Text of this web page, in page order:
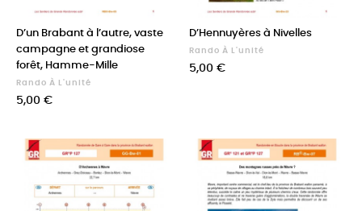
D’un Brabant à l’autre, vaste
campagne et grandiose
forêt, Hamme-Mille
Rando À L'unité
Prix
5,00 €
D’Hennuyères à Nivelles
Rando À L'unité
Prix
5,00 €